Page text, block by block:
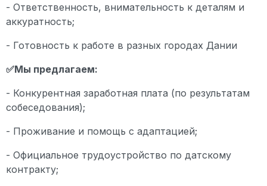
- Ответственность, внимательность к деталям и
аккуратность;
- Готовность к работе в разных городах Дании
✅Мы предлагаем:
- Конкурентная заработная плата (по результатам
собеседования);
- Проживание и помощь с адаптацией;
- Официальное трудоустройство по датскому
контракту;